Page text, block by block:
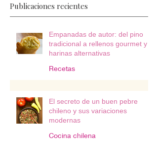
Publicaciones recientes
Empanadas de autor: del pino
tradicional a rellenos gourmet y
harinas alternativas
Recetas
El secreto de un buen pebre
chileno y sus variaciones
modernas
Cocina chilena